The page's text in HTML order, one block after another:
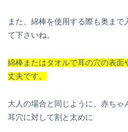
また、綿棒を使用する際も奥まで
て下さいね。
綿棒またはタオルで耳の穴の表面
丈夫です。
大人の場合と同じように、赤ちゃ
耳穴に対して割と太めに